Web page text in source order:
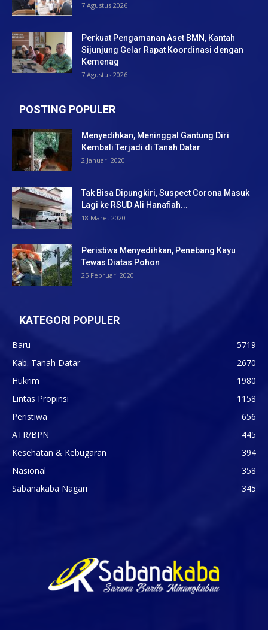
7 Agustus 2026
Perkuat Pengamanan Aset BMN, Kantah
Sijunjung Gelar Rapat Koordinasi dengan
Kemenag
7 Agustus 2026
POSTING POPULER
Menyedihkan, Meninggal Gantung Diri
Kembali Terjadi di Tanah Datar
2 Januari 2020
Tak Bisa Dipungkiri, Suspect Corona Masuk
Lagi ke RSUD Ali Hanafiah...
18 Maret 2020
Peristiwa Menyedihkan, Penebang Kayu
Tewas Diatas Pohon
25 Februari 2020
KATEGORI POPULER
Baru
5719
Kab. Tanah Datar
2670
Hukrim
1980
Lintas Propinsi
1158
Peristiwa
656
ATR/BPN
445
Kesehatan & Kebugaran
394
Nasional
358
Sabanakaba Nagari
345